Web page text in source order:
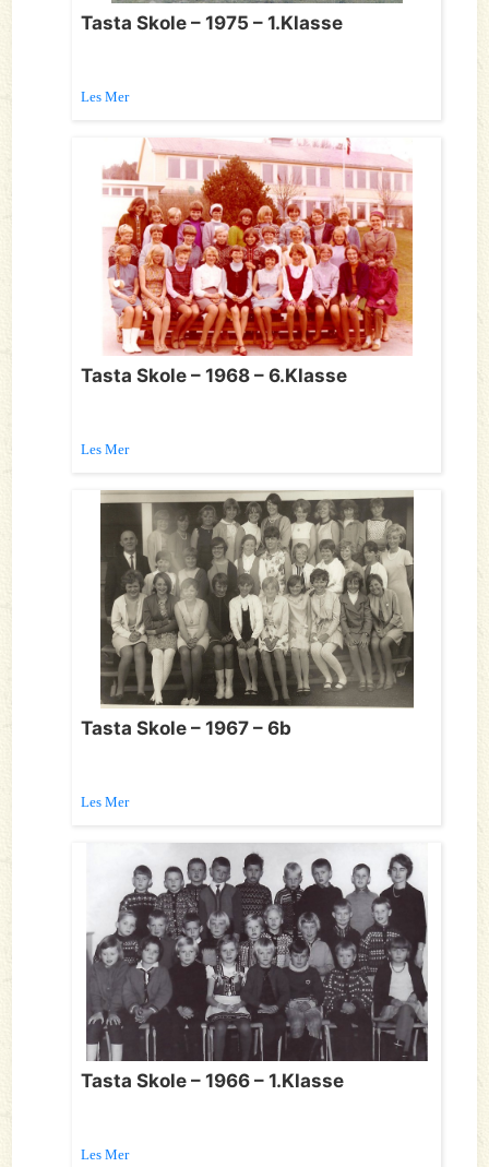
Tasta Skole – 1975 – 1.Klasse
Les Mer
Tasta Skole – 1968 – 6.Klasse
Les Mer
Tasta Skole – 1967 – 6b
Les Mer
Tasta Skole – 1966 – 1.Klasse
Les Mer